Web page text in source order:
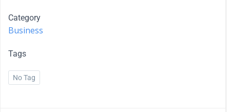
Category
Business
Tags
No Tag